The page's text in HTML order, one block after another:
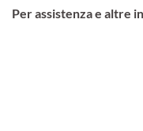
Per assistenza e altre